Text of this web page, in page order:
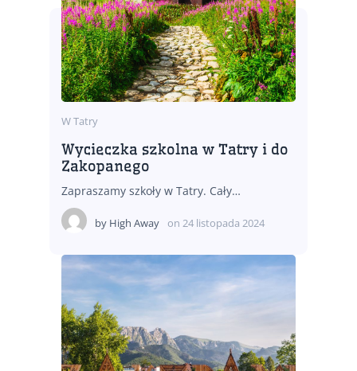
W Tatry
Wycieczka szkolna w Tatry i do
Zakopanego
Zapraszamy szkoły w Tatry. Cały…
by High Away on 24 listopada 2024